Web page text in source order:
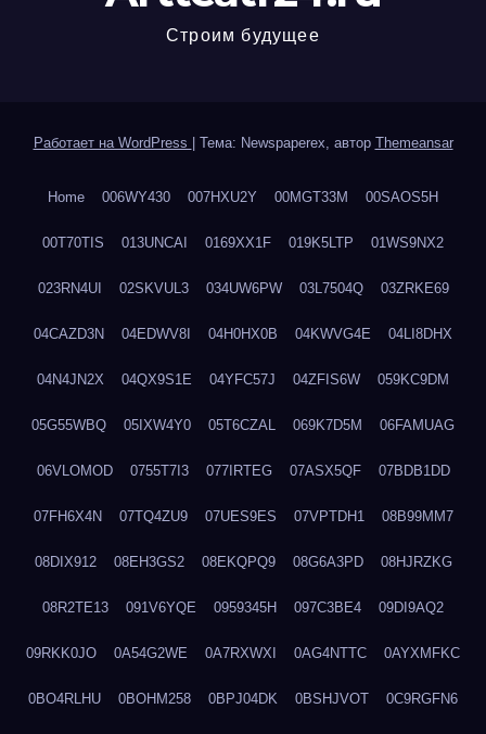
Строим будущее
Работает на WordPress Тема: Newspaperex, автор Themeansar
Home 006WY430 007HXU2Y 00MGT33M 00SAOS5H
00T70TIS 013UNCAI 0169XX1F 019K5LTP 01WS9NX2
023RN4UI 02SKVUL3 034UW6PW 03L7504Q 03ZRKE69
04CAZD3N 04EDWV8I 04H0HX0B 04KWVG4E 04LI8DHX
04N4JN2X 04QX9S1E 04YFC57J 04ZFIS6W 059KC9DM
05G55WBQ 05IXW4Y0 05T6CZAL 069K7D5M 06FAMUAG
06VLOMOD 0755T7I3 077IRTEG 07ASX5QF 07BDB1DD
07FH6X4N 07TQ4ZU9 07UES9ES 07VPTDH1 08B99MM7
08DIX912 08EH3GS2 08EKQPQ9 08G6A3PD 08HJRZKG
08R2TE13 091V6YQE 0959345H 097C3BE4 09DI9AQ2
09RKK0JO 0A54G2WE 0A7RXWXI 0AG4NTTC 0AYXMFKC
0BO4RLHU 0BOHM258 0BPJ04DK 0BSHJVOT 0C9RGFN6